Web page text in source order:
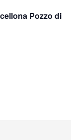
Pozzo di